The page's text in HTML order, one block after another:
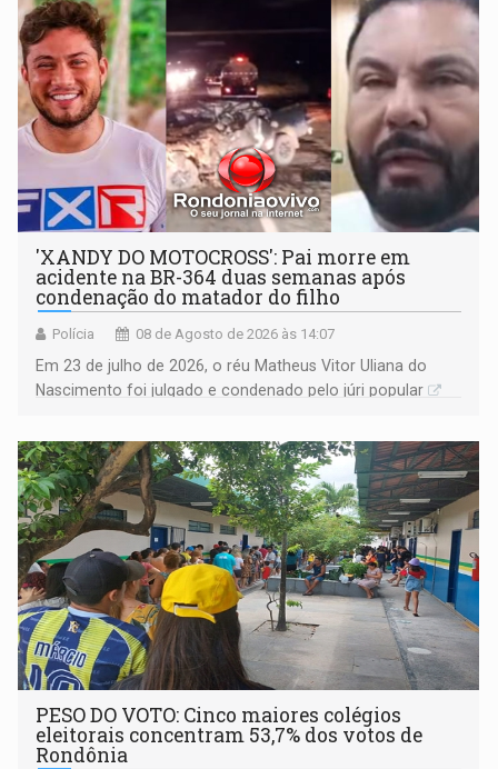
'XANDY DO MOTOCROSS': Pai morre em
acidente na BR-364 duas semanas após
condenação do matador do filho
Polícia 08 de Agosto de 2026 às 14:07
Em 23 de julho de 2026, o réu Matheus Vitor Uliana do
Nascimento foi julgado e condenado pelo júri popular
PESO DO VOTO: Cinco maiores colégios
eleitorais concentram 53,7% dos votos de
Rondônia